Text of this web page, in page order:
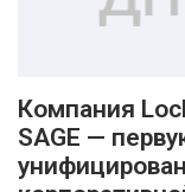
Компания
SAGE —